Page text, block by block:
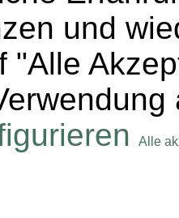
und
"Alle
Alle